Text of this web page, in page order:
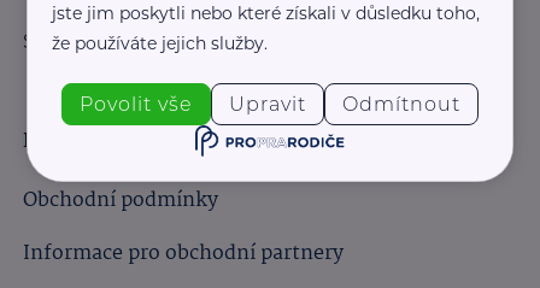
Sledujte nás:
Důležité odkazy
Obchodní podmínky
Informace pro obchodní partnery
jste jim poskytli nebo které získali v důsledku toho,
že používáte jejich služby.
Povolit vše Upravit Odmítnout